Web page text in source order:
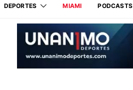
DEPORTES MIAMI PODCASTS